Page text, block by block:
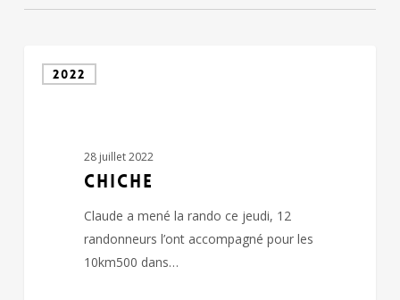
2022
28 juillet 2022
CHICHE
Claude a mené la rando ce jeudi, 12
randonneurs l’ont accompagné pour les
10km500 dans…